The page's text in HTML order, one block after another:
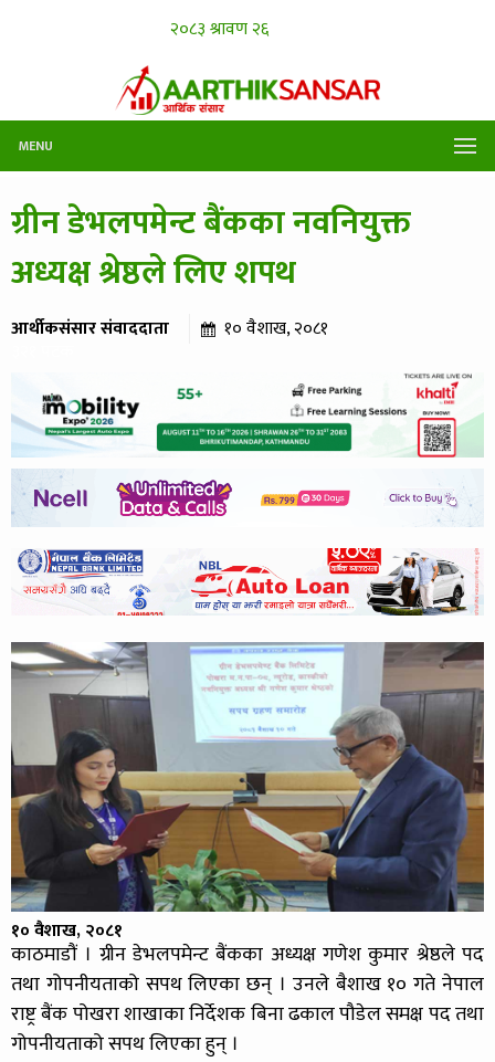
MENU
ग्रीन डेभलपमेन्ट बैंकका नवनियुक्त
अध्यक्ष श्रेष्ठले लिए शपथ
आर्थीकसंसार संवाददाता १० वैशाख, २०८१
१० वैशाख, २०८१
काठमाडौं । ग्रीन डेभलपमेन्ट बैंकका अध्यक्ष गणेश कुमार श्रेष्ठले पद
तथा गोपनीयताको सपथ लिएका छन् । उनले बैशाख १० गते नेपाल
राष्ट्र बैंक पोखरा शाखाका निर्देशक बिना ढकाल पौडेल समक्ष पद तथा
गोपनीयताको सपथ लिएका हुन् ।